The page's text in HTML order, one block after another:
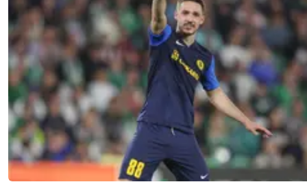
0 Répondre
gabilegone 09 décembre 2018 à 8:39 +
Il joue même pas avec la réserve quel choix de carrière.
0+ Répondre
tagueuletetedecul 11 décembre 2018 à 12:31 +0
sinon le fait qu'il soit blessé explique peut être
joue pas ! même en N2 il est fortement
jouer blesser